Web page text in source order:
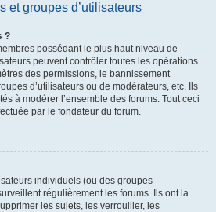
et groupes d’utilisateurs
?
possédant le plus haut niveau de
peuvent contrôler toutes les opérations
des permissions, le bannissement
d’utilisateurs ou de modérateurs, etc. Ils
à modérer l’ensemble des forums. Tout ceci
par le fondateur du forum.
individuels (ou des groupes
régulièrement les forums. Ils ont la
les sujets, les verrouiller, les